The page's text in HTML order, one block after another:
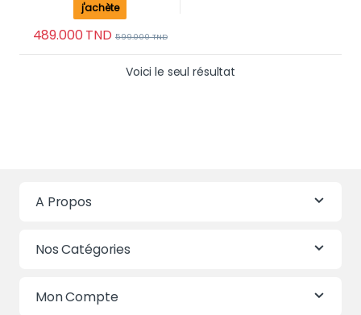
489.000TND 599.000TND
j'achète
Voici le seul résultat
A Propos
Nos Catégories
Mon Compte